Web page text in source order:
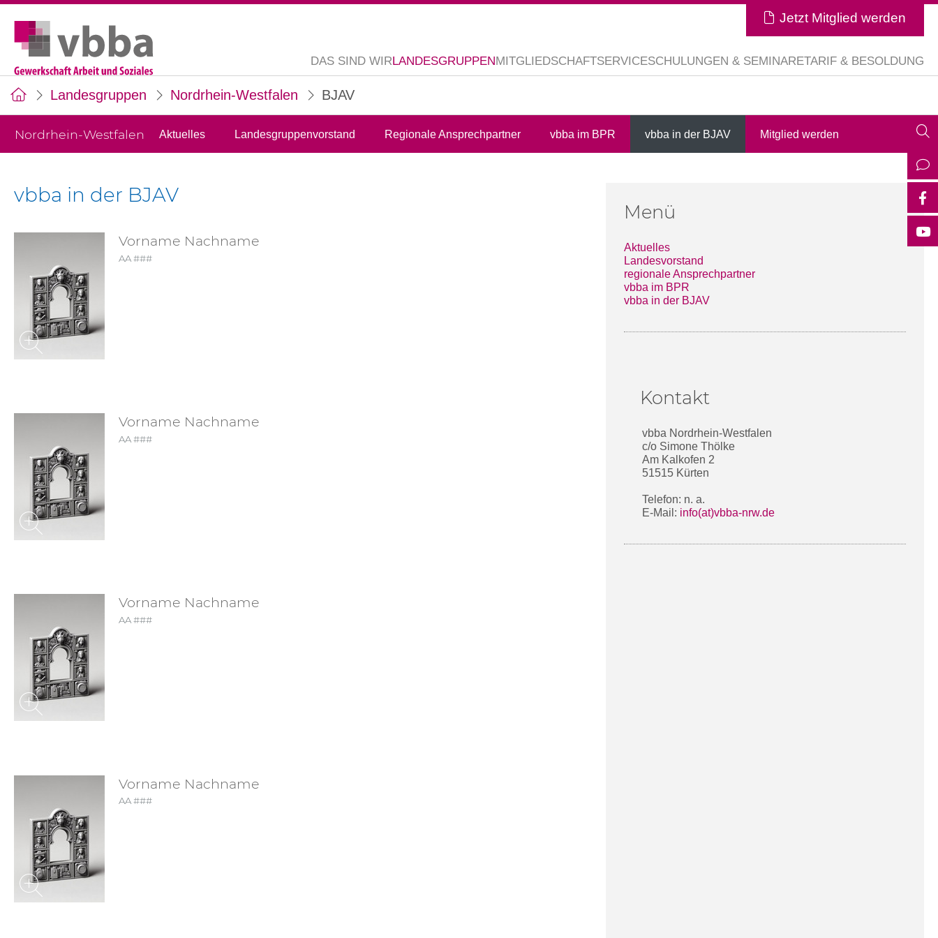
Jetzt Mitglied werden
DAS SIND WIRLANDESGRUPPENMITGLIEDSCHAFTSERVICESCHULUNGEN & SEMINARETARIF & BESOLDUNG
Landesgruppen Nordrhein-Westfalen BJAV
Nordrhein-Westfalen Aktuelles Landesgruppenvorstand Regionale Ansprechpartner vbba im BPR vbba in der BJAV Mitglied werden
vbba in der BJAV
Vorname Nachname
AA ###
Vorname Nachname
AA ###
Vorname Nachname
AA ###
Vorname Nachname
AA ###
Menü
Aktuelles
Landesvorstand
regionale Ansprechpartner
vbba im BPR
vbba in der BJAV
Kontakt
vbba Nordrhein-Westfalen
c/o Simone Thölke
Am Kalkofen 2
51515 Kürten
Telefon: n. a.
E-Mail: info(at)vbba-nrw.de